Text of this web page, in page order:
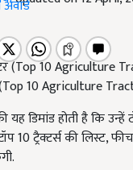
(Top 10 Agriculture
यह डिमांड होती है कि
10 ट्रैक्टर्स की